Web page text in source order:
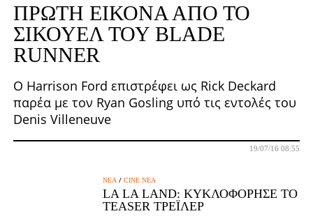
ΠΡΏΤΗ ΕΙΚΌΝΑ ΑΠΌ ΤΟ
ΣΊΚΟΥΕΛ ΤΟΥ BLADE
RUNNER
Ο Harrison Ford επιστρέφει ως Rick Deckard
παρέα με τον Ryan Gosling υπό τις εντολές του
Denis Villeneuve
19/07/16 08:55
ΝΈΑ /CINE ΝΈΑ
LA LA LAND: ΚΥΚΛΟΦΌΡΗΣΕ ΤΟ
TEASER ΤΡΈΙΛΕΡ